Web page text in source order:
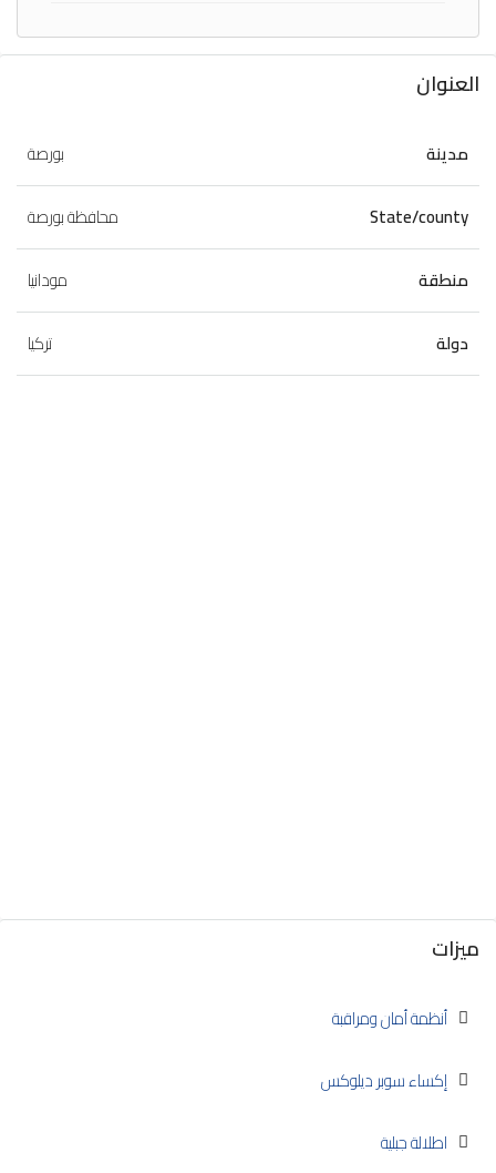
العنوان
مدينة
بورصة
State/county
محافظة بورصة
منطقة
مودانيا
دولة
تركيا
ميزات
أنظمة أمان ومراقبة
إكساء سوبر ديلوكس
اطلالة جبلية